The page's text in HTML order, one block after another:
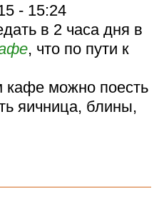
- 15:24
в 2 часа дня в
, что по пути к
кафе можно поесть
яичница, блины,